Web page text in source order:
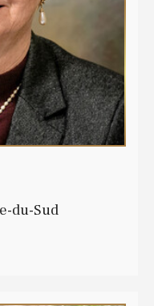
du-Sud